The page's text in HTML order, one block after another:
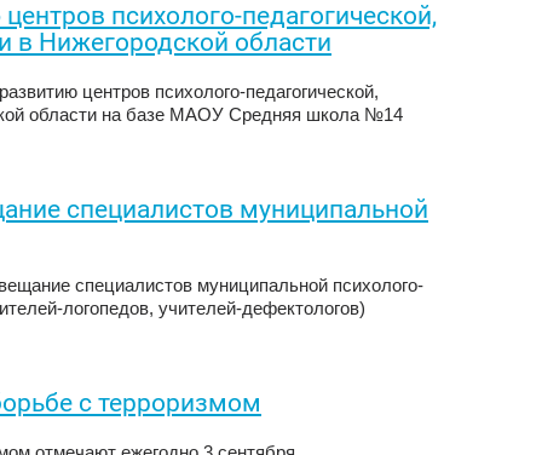
психолого-педагогической,
Нижегородской области
центров психолого-педагогической,
области на базе МАОУ Средняя школа №14
специалистов муниципальной
специалистов муниципальной психолого-
логопедов, учителей-дефектологов)
с терроризмом